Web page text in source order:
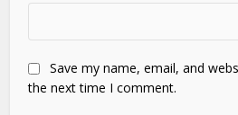
Save my name, email, and
the next time I comment.